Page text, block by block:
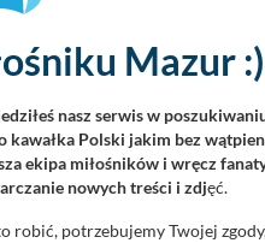
i opinii. Prosimy o
Mazur :)
nasz serwis w
kawałka Polski jakim bez
ekipa miłośników i wręcz
nowych treści i zdjęć.
robić, potrzebujemy Twojej